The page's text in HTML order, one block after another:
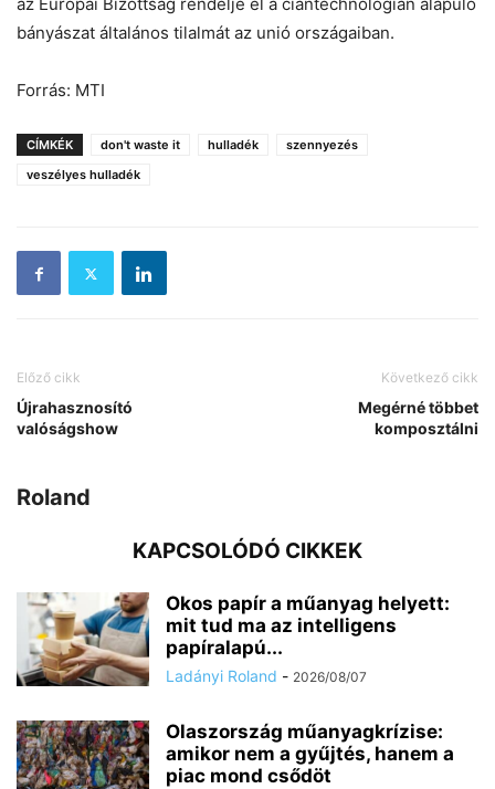
bányászat általános tilalmát az unió országaiban.
Forrás: MTI
CÍMKÉK don't waste it hulladék
szennyezés
veszélyes hulladék
Előző cikk
Újrahasznosító
valóságshow
Következő cikk
Megérné többet
komposztálni
Roland
KAPCSOLÓDÓ CIKKEK
Okos papír a műanyag helyett:
mit tud ma az intelligens
papíralapú...
Ladányi Roland - 2026/08/07
Olaszország műanyagkrízise:
amikor nem a gyűjtés, hanem a
piac mond csődöt